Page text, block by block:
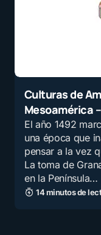
Culturas de
Mesoamérica
El año 1492
una época que
pensar a la vez
La toma de
en la Península…
14 minutos de